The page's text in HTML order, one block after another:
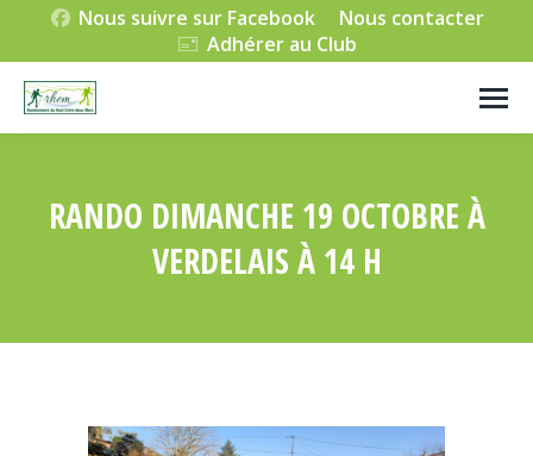
Nous suivre sur Facebook
Nous contacter
Adhérer au Club
RANDO DIMANCHE 19 OCTOBRE À
VERDELAIS À 14 H